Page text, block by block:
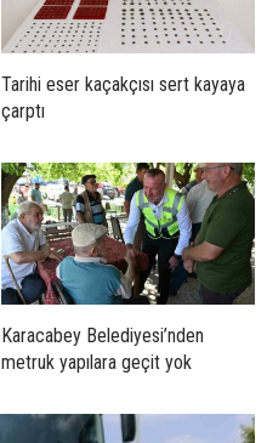
Tarihi eser kaçakçısı sert kayaya
çarptı
Karacabey Belediyesi’nden
metruk yapılara geçit yok